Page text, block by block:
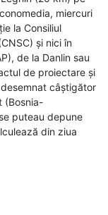
miercuri
la Consiliul
și nici în
de la Danlin sau
de proiectare și
câștigător
(Bosnia-
puteau depune
din ziua